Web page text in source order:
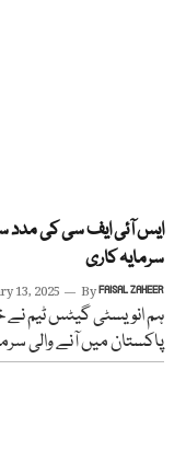
ایس آئی ایف سی کی مدد
سرمایہ کاری
13, 2025 ByFAISAL ZAHEER
ہم انویسٹی گیٹس ٹیم
پاکستان میں آنے والی